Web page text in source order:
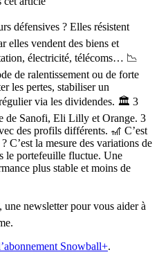
défensives ? Elles résistent
elles vendent des biens et
électricité, télécoms… 📉
de ralentissement ou de forte
les pertes, stabiliser un
via les dividendes. 🏛 3
de Sanofi, Eli Lilly et Orange. 3
des profils différents. 🎢 C’est
C’est la mesure des variations de
le portefeuille fluctue. Une
plus stable et moins de
newsletter pour vous aider à
Snowball+.